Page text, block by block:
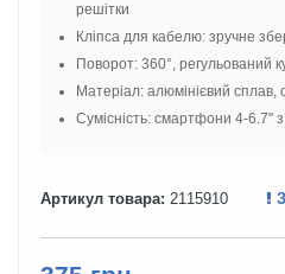
решітки
Кліпса для кабелю: зручне
Поворот: 360°, регульований
Матеріал: алюмінієвий сплав,
Сумісність: смартфони 4-6.7"
Артикул товара: 2115910